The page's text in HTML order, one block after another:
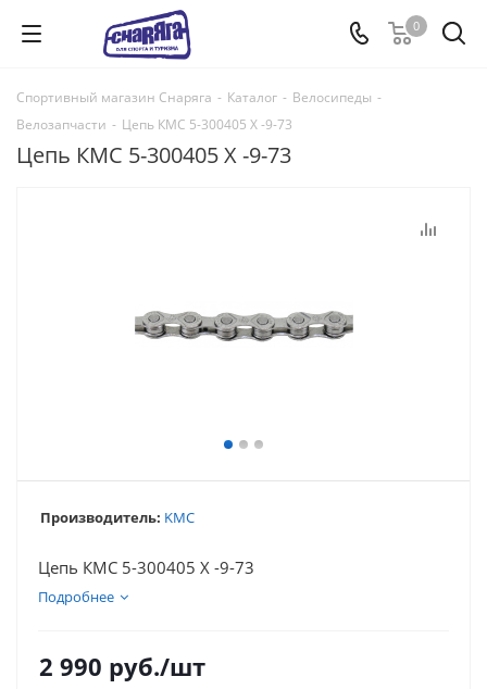
0
Спортивный магазин Снаряга - Каталог - Велосипеды -
Велозапчасти - Цепь КМС 5-300405 Х -9-73
Цепь КМС 5-300405 Х -9-73
Производитель: KMC
Цепь КМС 5-300405 Х -9-73
Подробнее
2 990 руб./шт